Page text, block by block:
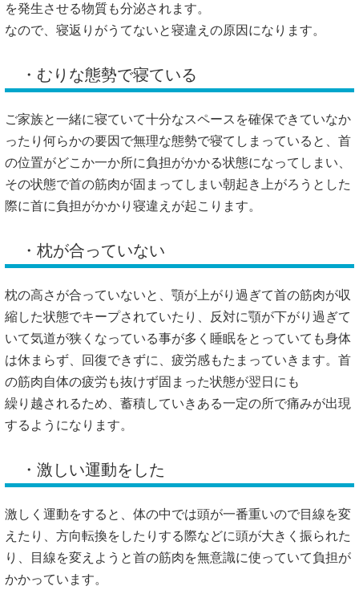
を発生させる物質も分泌されます。
なので、寝返りがうてないと寝違えの原因になります。
・むりな態勢で寝ている
ご家族と一緒に寝ていて十分なスペースを確保できていなか
ったり何らかの要因で無理な態勢で寝てしまっていると、首
の位置がどこか一か所に負担がかかる状態になってしまい、
その状態で首の筋肉が固まってしまい朝起き上がろうとした
際に首に負担がかかり寝違えが起こります。
・枕が合っていない
枕の高さが合っていないと、顎が上がり過ぎて首の筋肉が収
縮した状態でキープされていたり、反対に顎が下がり過ぎて
いて気道が狭くなっている事が多く睡眠をとっていても身体
は休まらず、回復できずに、疲労感もたまっていきます。首
の筋肉自体の疲労も抜けず固まった状態が翌日にも
繰り越されるため、蓄積していきある一定の所で痛みが出現
するようになります。
・激しい運動をした
激しく運動をすると、体の中では頭が一番重いので目線を変
えたり、方向転換をしたりする際などに頭が大きく振られた
り、目線を変えようと首の筋肉を無意識に使っていて負担が
かかっています。